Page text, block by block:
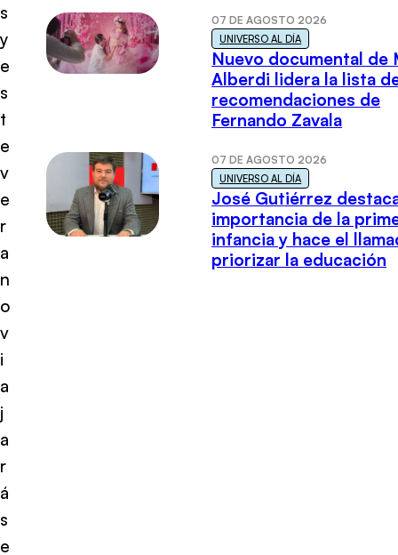
s
y
e
s
t
e
v
e
r
a
n
o
v
i
a
j
a
r
á
s
e
07 DE AGOSTO 2026
UNIVERSO AL DÍA
Nuevo documental de
Alberdi lidera la lista
recomendaciones de
Fernando Zavala
07 DE AGOSTO 2026
UNIVERSO AL DÍA
José Gutiérrez
importancia de la
infancia y hace el
priorizar la educación